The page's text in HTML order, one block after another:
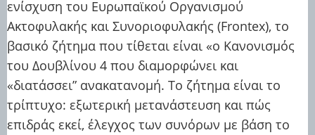
ενίσχυση του Ευρωπαϊκού Οργανισμού
Ακτοφυλακής και Συνοριοφυλακής (Frontex), το
βασικό ζήτημα που τίθεται είναι «ο Κανονισμός
του Δουβλίνου 4 που διαμορφώνει και
«διατάσσει” ανακατανομή. Το ζήτημα είναι το
τρίπτυχο: εξωτερική μετανάστευση και πώς
επιδράς εκεί, έλεγχος των συνόρων με βάση το